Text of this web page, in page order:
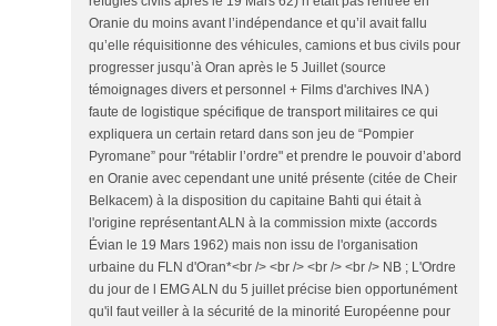
Oranie du moins avant l’indépendance et qu’il avait fallu
qu’elle réquisitionne des véhicules, camions et bus civils pour
progresser jusqu’à Oran après le 5 Juillet (source
témoignages divers et personnel + Films d'archives INA )
faute de logistique spécifique de transport militaires ce qui
expliquera un certain retard dans son jeu de “Pompier
Pyromane” pour "rétablir l’ordre" et prendre le pouvoir d’abord
en Oranie avec cependant une unité présente (citée de Cheir
Belkacem) à la disposition du capitaine Bahti qui était à
l'origine représentant ALN à la commission mixte (accords
Évian le 19 Mars 1962) mais non issu de l'organisation
urbaine du FLN d'Oran*<br /> <br /> <br /> <br /> NB ; L'Ordre
du jour de l EMG ALN du 5 juillet précise bien opportunément
qu'il faut veiller à la sécurité de la minorité Européenne pour